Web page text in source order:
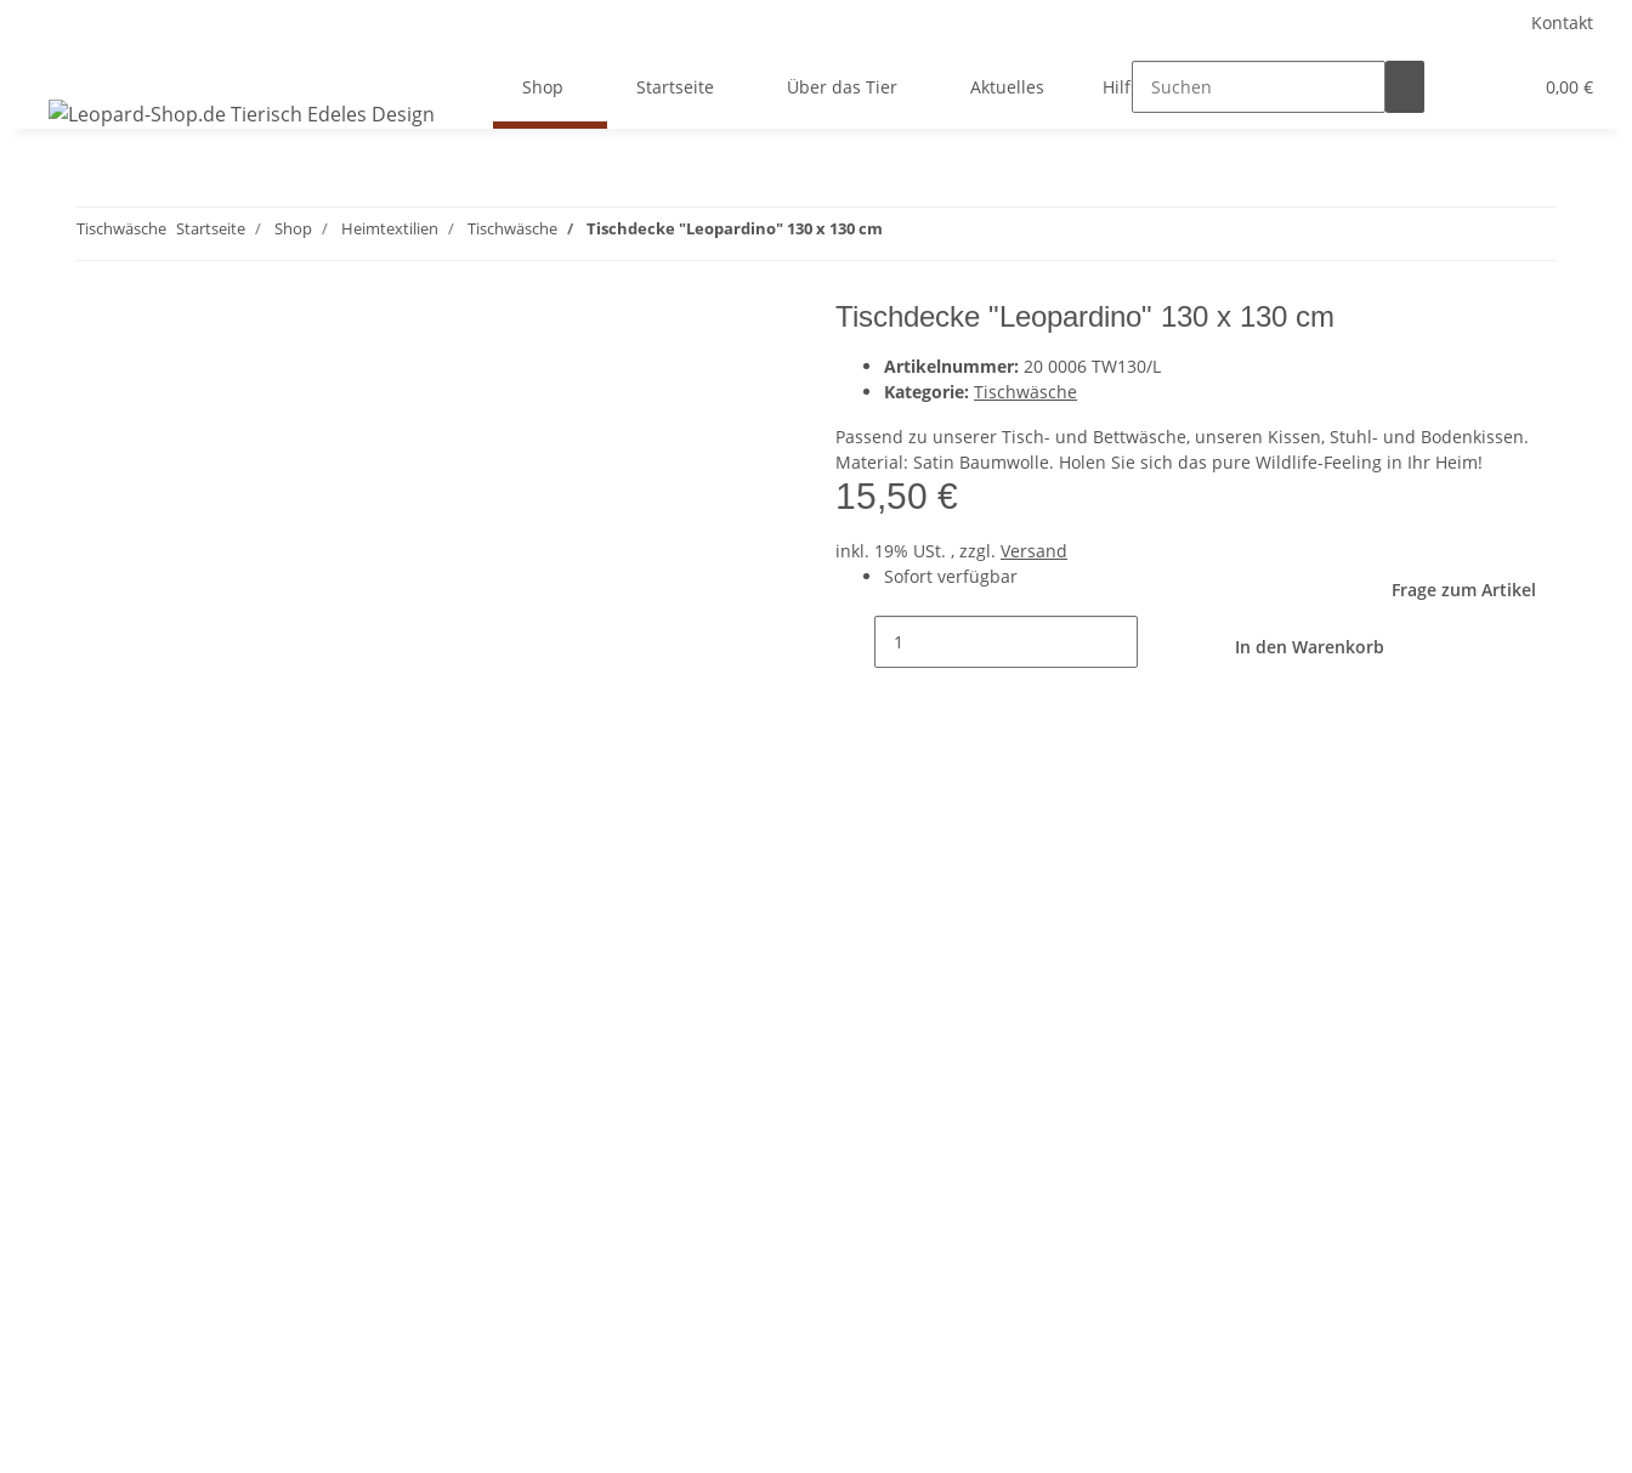
Kontakt
0,00 €
Shop Startseite Über das Tier Aktuelles Hilfsprojekte
Tischwäsche Startseite Shop Heimtextilien Tischwäsche Tischdecke "Leopardino" 130 x 130 cm
Tischdecke "Leopardino" 130 x 130 cm
Artikelnummer: 20 0006 TW130/L
Kategorie: Tischwäsche
Passend zu unserer Tisch- und Bettwäsche, unseren Kissen, Stuhl- und Bodenkissen.
Material: Satin Baumwolle. Holen Sie sich das pure Wildlife-Feeling in Ihr Heim!
15,50 €
inkl. 19% USt. , zzgl. Versand
Sofort verfügbar
Frage zum Artikel
In den Warenkorb